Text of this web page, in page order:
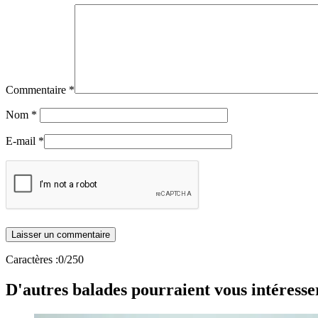
Commentaire *
Nom *
E-mail *
Caractères :0/250
D'autres balades pourraient vous